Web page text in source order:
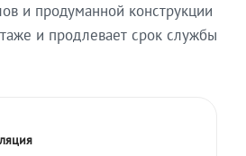
и продуманной конструкции
и продлевает срок службы